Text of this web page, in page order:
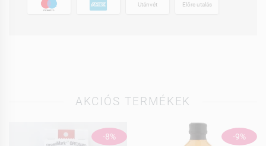
Utánvét Előre utalás
AKCIÓS TERMÉKEK
-8% -9%